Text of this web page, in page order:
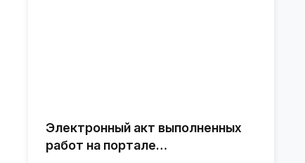
Электронный акт выполненных
работ на портале